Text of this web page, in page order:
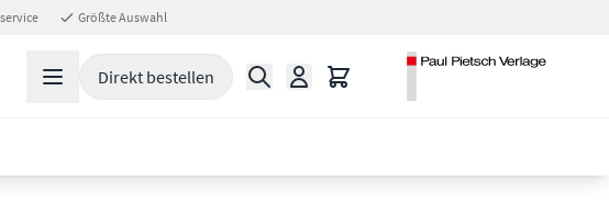
Größte Auswahl
Direkt bestellen Suche Warenkorb